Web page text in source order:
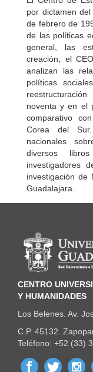
por dictamen
de febrero de
de las políticas
general, las
creación, el
analizan las
políticas
noventa y en el
comparativo
Corea del
nacionales
diversos
investigadores
investigación de
Guadalajara.
CENTRO
Y HUMANIDADES
Los Belenes. Av.
C.P. 45132.
Teléfono: +52 (33)